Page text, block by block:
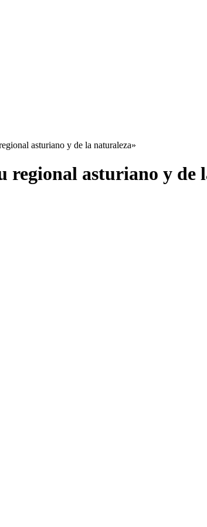
asturiano y de la naturaleza»
regional asturiano y de